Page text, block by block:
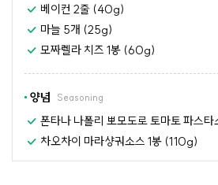
베이컨 2줄 (40g)
마늘 5개 (25g)
모짜렐라 치즈 1봉 (60g)
양념 Seasoning
폰타나 나폴리 뽀모도로 토마토 파스
차오차이 마라샹궈소스 1봉 (110g)